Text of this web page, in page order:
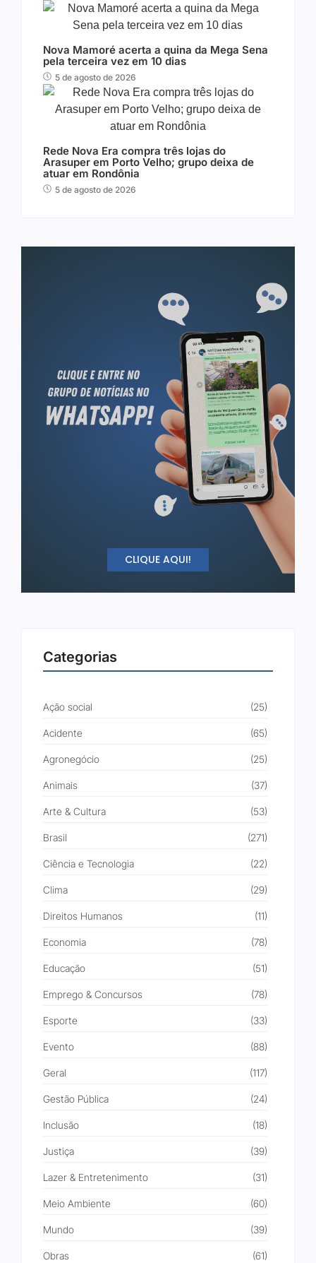
Nova Mamoré acerta a quina da Mega Sena
pela terceira vez em 10 dias
5 de agosto de 2026
Rede Nova Era compra três lojas do
Arasuper em Porto Velho; grupo deixa de
atuar em Rondônia
5 de agosto de 2026
CLIQUE AQUI!
Categorias
Ação social (25)
Acidente (65)
Agronegócio (25)
Animais (37)
Arte & Cultura (53)
Brasil (271)
Ciência e Tecnologia (22)
Clima (29)
Direitos Humanos (11)
Economia (78)
Educação (51)
Emprego & Concursos (78)
Esporte (33)
Evento (88)
Geral (117)
Gestão Pública (24)
Inclusão (18)
Justiça (39)
Lazer & Entretenimento (31)
Meio Ambiente (60)
Mundo (39)
Obras (61)